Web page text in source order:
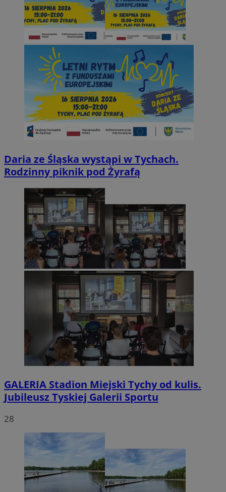
Daria ze Śląska wystąpi w Tychach.
Rodzinny piknik pod Żyrafą
GALERIA Stadion Miejski Tychy od kulis.
Jubileusz Tyskiej Galerii Sportu
28